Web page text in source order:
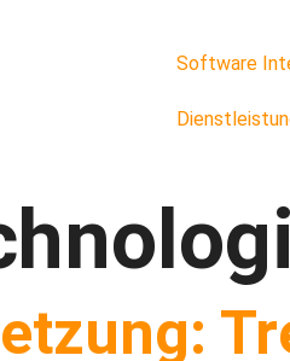
Software